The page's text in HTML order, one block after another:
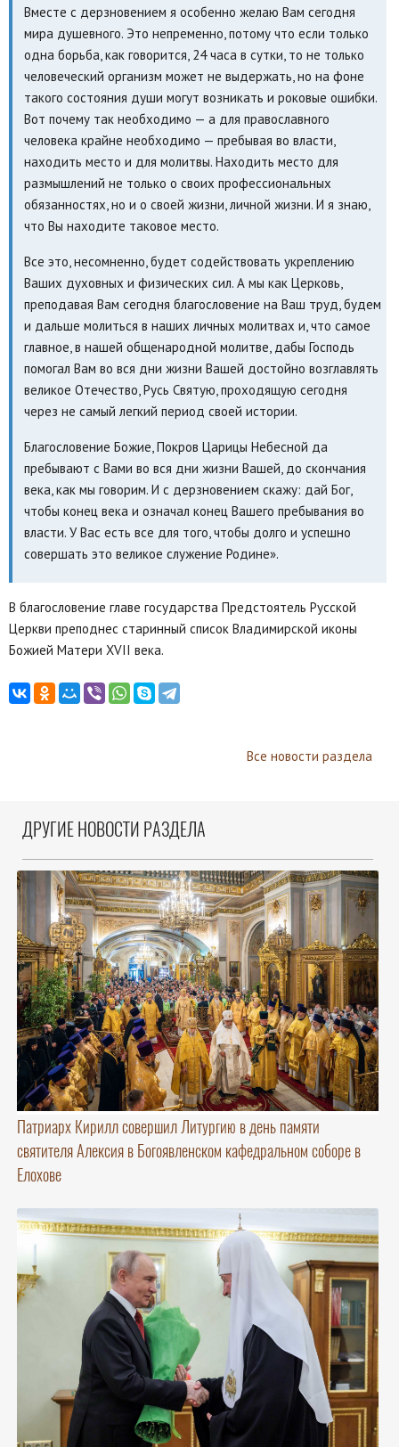
Вместе с дерзновением я особенно желаю Вам сегодня
мира душевного. Это непременно, потому что если только
одна борьба, как говорится, 24 часа в сутки, то не только
человеческий организм может не выдержать, но на фоне
такого состояния души могут возникать и роковые ошибки.
Вот почему так необходимо — а для православного
человека крайне необходимо — пребывая во власти,
находить место и для молитвы. Находить место для
размышлений не только о своих профессиональных
обязанностях, но и о своей жизни, личной жизни. И я знаю,
что Вы находите таковое место.
Все это, несомненно, будет содействовать укреплению
Ваших духовных и физических сил. А мы как Церковь,
преподавая Вам сегодня благословение на Ваш труд, будем
и дальше молиться в наших личных молитвах и, что самое
главное, в нашей общенародной молитве, дабы Господь
помогал Вам во вся дни жизни Вашей достойно возглавлять
великое Отечество, Русь Святую, проходящую сегодня
через не самый легкий период своей истории.
Благословение Божие, Покров Царицы Небесной да
пребывают с Вами во вся дни жизни Вашей, до скончания
века, как мы говорим. И с дерзновением скажу: дай Бог,
чтобы конец века и означал конец Вашего пребывания во
власти. У Вас есть все для того, чтобы долго и успешно
совершать это великое служение Родине».
В благословение главе государства Предстоятель Русской
Церкви преподнес старинный список Владимирской иконы
Божией Матери XVII века.
Все новости раздела
ДРУГИЕ НОВОСТИ РАЗДЕЛА
Патриарх Кирилл совершил Литургию в день памяти
святителя Алексия в Богоявленском кафедральном соборе в
Елохове